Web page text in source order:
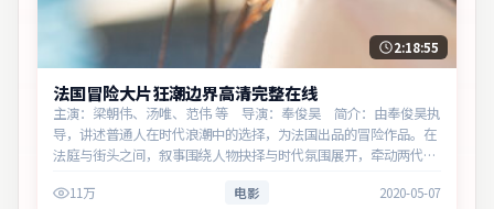
2:18:55
法国冒险大片狂潮边界高清完整在线
主演：梁朝伟、汤唯、范伟 等 导演：奉俊昊 简介：由奉俊昊执
导，讲述普通人在时代浪潮中的选择，为法国出品的冒险作品。在
法庭与街头之间，叙事围绕人物抉择与时代氛围展开，牵动两代人
意义。
11万 电影 2020-05-07